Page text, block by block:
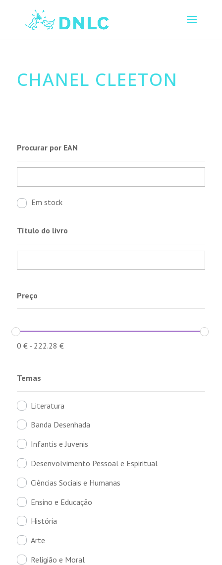
CHANEL CLEETON
Procurar por EAN
Em stock
Título do livro
Preço
0 €- 222.28 €
Temas
Literatura
Banda Desenhada
Infantis e Juvenis
Desenvolvimento Pessoal e Espiritual
Ciências Sociais e Humanas
Ensino e Educação
História
Arte
Religião e Moral